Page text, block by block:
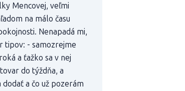
Mencovej, veľmi
na málo času
Nenapadá mi,
tipov: - samozrejme
a ťažko sa v nej
do týždňa, a
a čo už pozerám